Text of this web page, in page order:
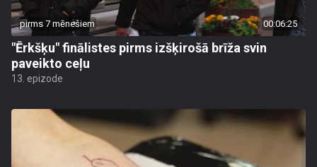
pirms 7 mēnešiem 00:06:25
"Ērkšķu" finālistes pirms izšķirošā brīža svin
paveikto ceļu
13. epizode